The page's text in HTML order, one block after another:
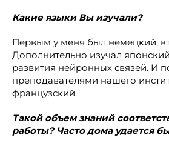
Какие языки Вы изучали?
Первым у меня был немецкий,
Дополнительно изучал
развития нейронных связей. И
преподавателями нашего
французский.
Такой объем знаний
работы? Часто дома удается